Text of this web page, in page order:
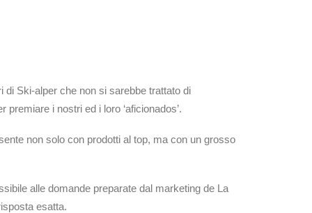
Ski-alper che non si sarebbe trattato di
i nostri ed i loro ‘aficionados’.
non solo con prodotti al top, ma con un grosso
alle domande preparate dal marketing de La
esatta.